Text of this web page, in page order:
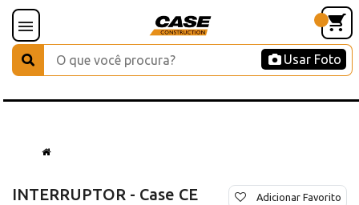
Usar Foto
INTERRUPTOR - Case CE Adicionar Favorito